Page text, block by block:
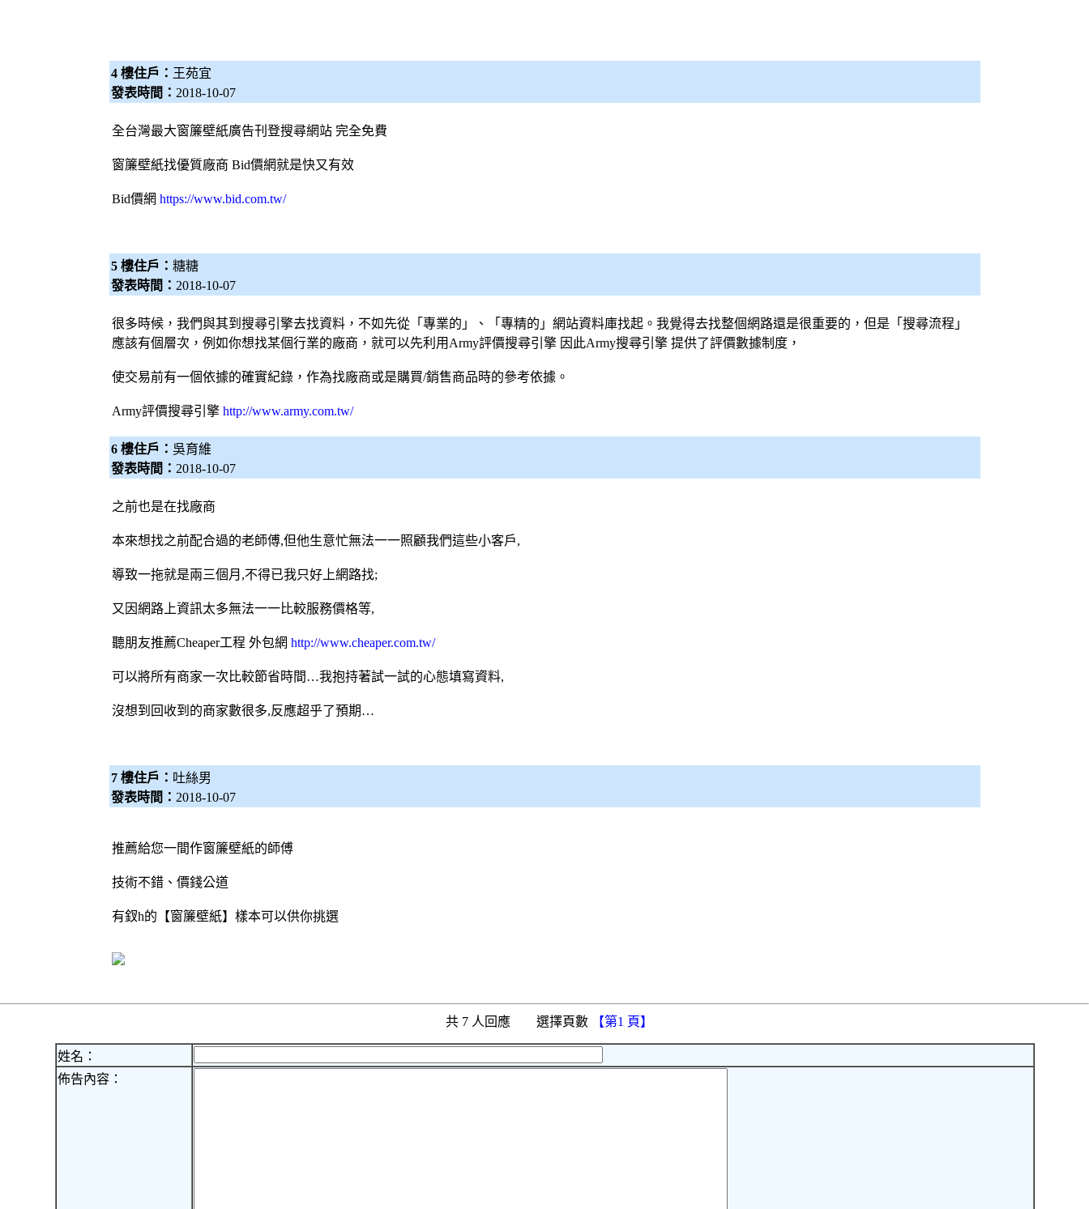
4 樓住戶： 王苑宜
發表時間： 2018-10-07
全台灣最大窗簾壁紙廣告刊登搜尋網站 完全免費
窗簾壁紙找優質廠商 Bid價網就是快又有效
Bid價網 https://www.bid.com.tw/
5 樓住戶： 糖糖
發表時間： 2018-10-07
很多時候，我們與其到 搜尋引擎去找資料，不如先從「專業的」、「專精的」網站資料庫找起。我覺得去找整個網路還是很重要的，但是「搜尋流程」
應該有個層次，例如你想找某個行業的廠商，就可以先利用Army評價搜尋引擎因此Army搜尋引擎提供了評價數據制度，
使交易前有一個依據的確實紀錄，作為找廠商或是購買/銷售商品時的參考依據。
Army評價搜尋引擎 http://www.army.com.tw/
6 樓住戶： 吳育維
發表時間： 2018-10-07
之前也是在找廠商
本來想找之前配合過的老師傅,但他生意忙無法一一照顧我們這些小客戶,
導致一拖就是兩三個月,不得已我只好上網路找;
又因網路上資訊太多無法一一比較服務價格等,
聽朋友推薦Cheaper工程 外包網 http://www.cheaper.com.tw/
可以將所有商家一次比較節省時間…我抱持著試一試的心態填寫資料,
沒想到回收到的商家數很多,反應超乎了預期…
7 樓住戶： 吐絲男
發表時間： 2018-10-07
推薦給您一間作窗簾壁紙的師傅
技術不錯、價錢公道
有釵h的【窗簾壁紙】樣本可以供你挑選
共 7 人回應 選擇頁數 【第1 頁】
姓名：
佈告內容：